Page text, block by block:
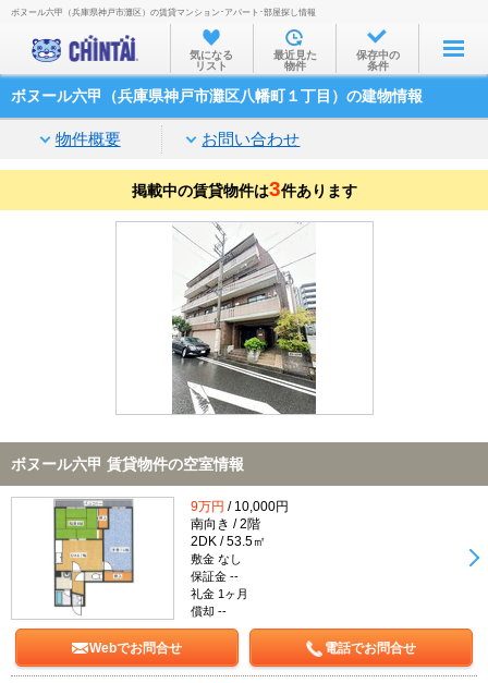
お部屋を探す
沿線・駅から
家賃相場から
通勤通学時間から
物件特集から
不動産会社から
TOP
ボヌール六甲（兵庫県神戸市灘区）の賃貸マンション･アパート･部屋探し情報
気になる
リスト
最近見た
物件
保存中の
条件
ボヌール六甲（兵庫県神戸市灘区八幡町１丁目）の建物情報
物件概要 お問い合わせ
掲載中の賃貸物件は3件あります
ボヌール六甲 賃貸物件の空室情報
9万円 / 10,000円
南向き / 2階
2DK / 53.5㎡
敷金 なし
保証金 --
礼金 1ヶ月
償却 --
Webでお問合せ 電話でお問合せ